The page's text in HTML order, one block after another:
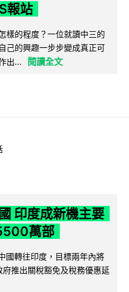
報站
樣的程度？一位就讀中三的
己的興趣一步步變成真正可
出...
閱讀全文
印度成新機主要
萬部
國轉往印度，目標兩年內將
推出關稅豁免及稅務優惠延